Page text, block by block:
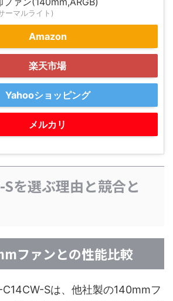
ーマルライト)
Amazon
楽天市場
Yahooショッピング
メルカリ
を選ぶ理由と競合と
ファンとの性能比較
Sは、他社製の140mmフ